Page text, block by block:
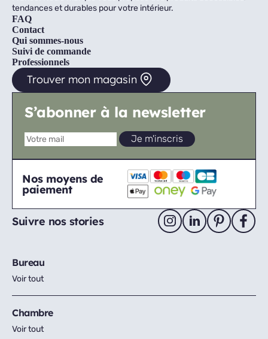
tendances et durables pour votre intérieur.
FAQ
Contact
Qui sommes-nous
Suivi de commande
Professionnels
Trouver mon magasin
S’abonner à la newsletter
Nos moyens de
paiement
Suivre nos stories
Bureau
Voir tout
Chambre
Voir tout